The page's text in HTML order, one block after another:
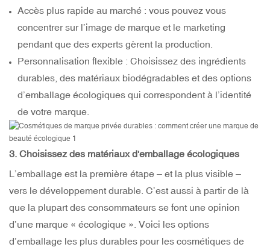
Accès plus rapide au marché : vous pouvez vous
concentrer sur l’image de marque et le marketing
pendant que des experts gèrent la production.
Personnalisation flexible : Choisissez des ingrédients
durables, des matériaux biodégradables et des options
d’emballage écologiques qui correspondent à l’identité
de votre marque.
3. Choisissez des matériaux d'emballage écologiques
L’emballage est la première étape – et la plus visible –
vers le développement durable. C’est aussi à partir de là
que la plupart des consommateurs se font une opinion
d’une marque « écologique ». Voici les options
d’emballage les plus durables pour les cosmétiques de